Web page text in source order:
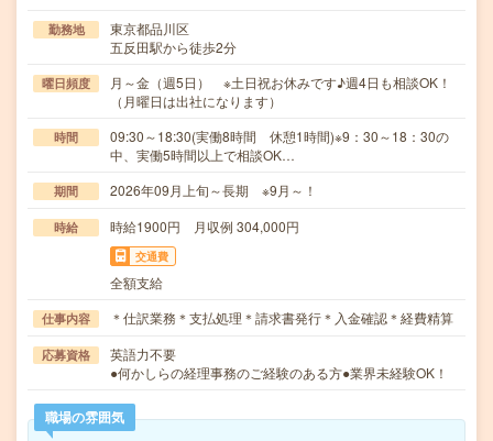
勤務地
東京都品川区
五反田駅から徒歩2分
曜日頻度
月～金（週5日） ※土日祝お休みです♪週4日も相談OK！
（月曜日は出社になります）
時間
09:30～18:30(実働8時間 休憩1時間)※9：30～18：30の
中、実働5時間以上で相談OK…
期間 2026年09月上旬～長期 ※9月～！
時給 時給1900円 月収例 304,000円
交通費
全額支給
仕事内容 ＊仕訳業務＊支払処理＊請求書発行＊入金確認＊経費精算
応募資格
英語力不要
●何かしらの経理事務のご経験のある方●業界未経験OK！
職場の雰囲気